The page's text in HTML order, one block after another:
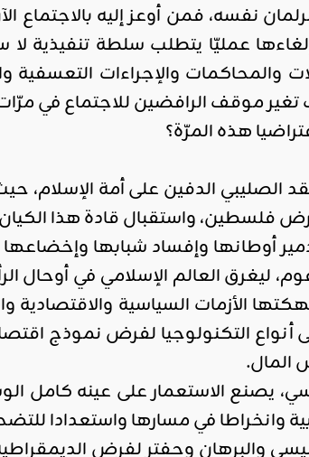
نفسه، فمن أوعز إليه بالاجتماع
إلغاءها عمليّا يتطلب سلطة تنفيذية
والمحاكمات والإجراءات
موقف الرافضين للاجتماع في مرّات
هذه المرّة؟
الصليبي الدفين على أمة
فلسطين، واستقبال قادة هذا
أوطانها وإفساد شبابها
ليغرق العالم الإسلامي في أوحال
الأزمات السياسية والاقتصادية
أنواع التكنولوجيا لفرض نموذج
المال.
يصنع الاستعمار على عينه كامل
وانخراطا في مسارها واستعدادا
والبرهان وحفتر لفرض